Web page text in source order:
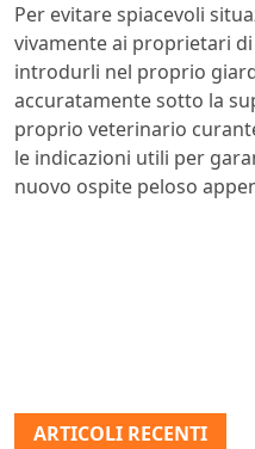
Per evitare spiacevoli
vivamente ai proprietari
introdurli nel proprio
accuratamente sotto la
proprio veterinario
le indicazioni utili per
nuovo ospite peloso
ARTICOLI RECENTI